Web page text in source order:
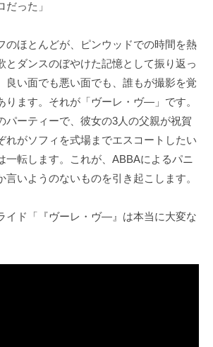
だった」
のほとんどが、ピンウッドでの時間を熱
とダンスのぼやけた記憶として振り返っ
良い面でも悪い面でも、誰もが撮影を覚
ります。それが「ヴーレ・ヴ―」です。
パーティーで、彼女の3人の父親が祝賀
れがソフィを式場までエスコートしたい
一転します。これが、ABBAによるパニ
言いようのないものを引き起こします。
イド「『ヴーレ・ヴ―』は本当に大変な